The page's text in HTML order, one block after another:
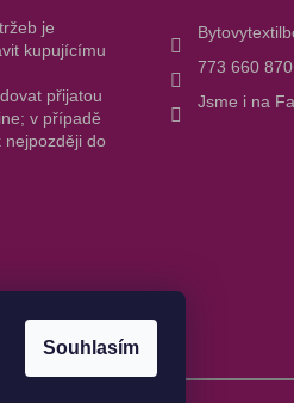
Souhlasím
je
kupujícímu
přijatou
v případě
nejpozději do
773 660 870
Jsme i na